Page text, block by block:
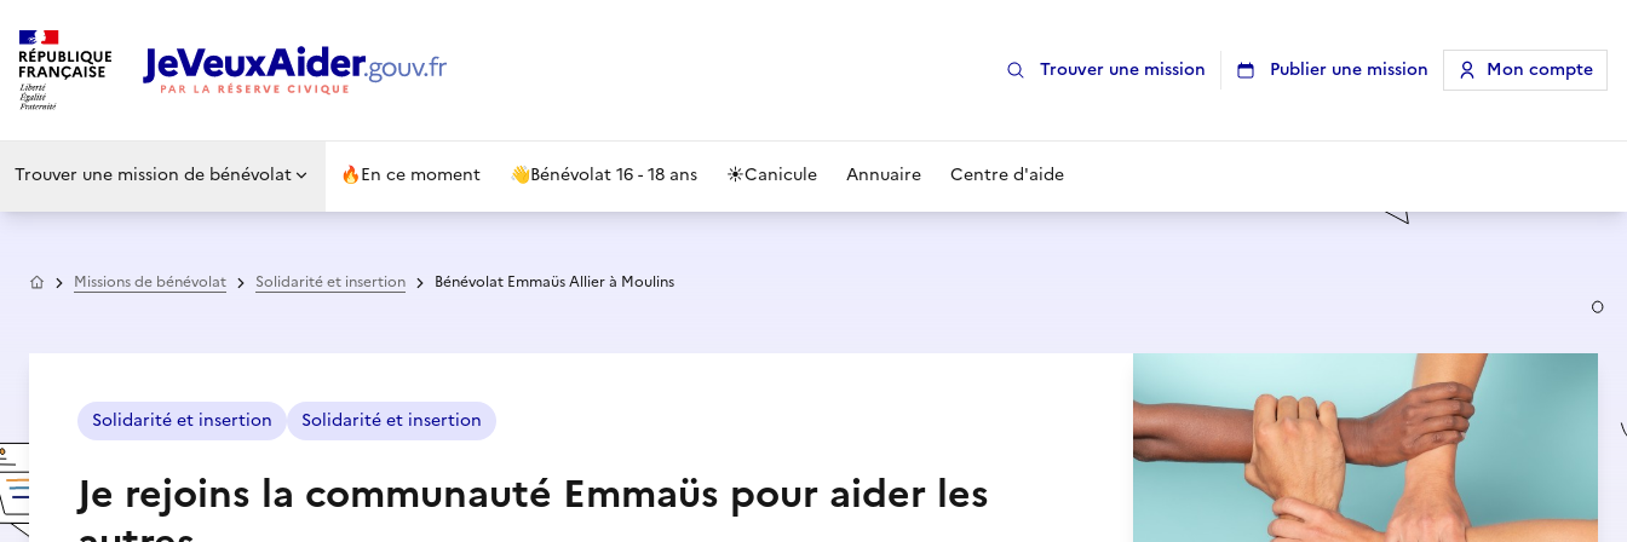
Trouver une mission Publier une mission Mon compte
Trouver une mission de bénévolat 🔥En ce moment 👋Bénévolat 16 - 18 ans ☀️Canicule Annuaire Centre d'aide
AccueilMissions de bénévolat Solidarité et insertion Bénévolat Emmaüs Allier à Moulins
Solidarité et insertion Solidarité et insertion
Je rejoins la communauté Emmaüs pour aider les